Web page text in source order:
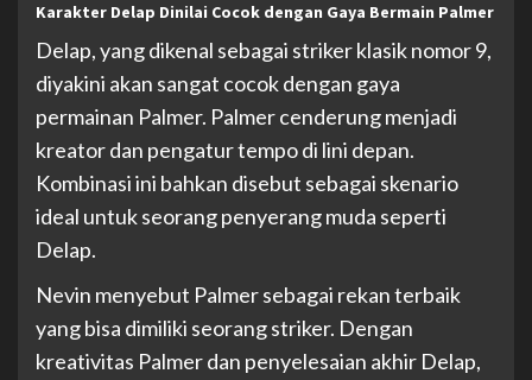
Karakter Delap Dinilai Cocok dengan Gaya Bermain Palmer
Delap, yang dikenal sebagai striker klasik nomor 9,
diyakini akan sangat cocok dengan gaya
permainan Palmer. Palmer cenderung menjadi
kreator dan pengatur tempo di lini depan.
Kombinasi ini bahkan disebut sebagai skenario
ideal untuk seorang penyerang muda seperti
Delap.
Nevin menyebut Palmer sebagai rekan terbaik
yang bisa dimiliki seorang striker. Dengan
kreativitas Palmer dan penyelesaian akhir Delap,